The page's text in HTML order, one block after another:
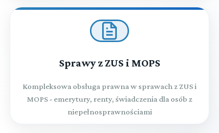
Sprawy z ZUS i MOPS
Kompleksowa obsługa prawna w sprawach z ZUS i
MOPS - emerytury, renty, świadczenia dla osób z
niepełnosprawnościami